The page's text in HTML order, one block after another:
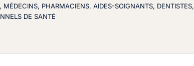
PHARMACIENS, AIDES-SOIGNANTS, DENTISTES,
DE SANTÉ